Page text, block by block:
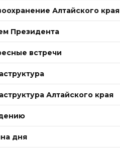
Алтайского края
Президента
встречи
Алтайского края
дня